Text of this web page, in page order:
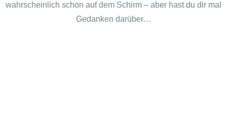
wahrscheinlich schon auf dem Schirm – aber hast du dir mal
Gedanken darüber…